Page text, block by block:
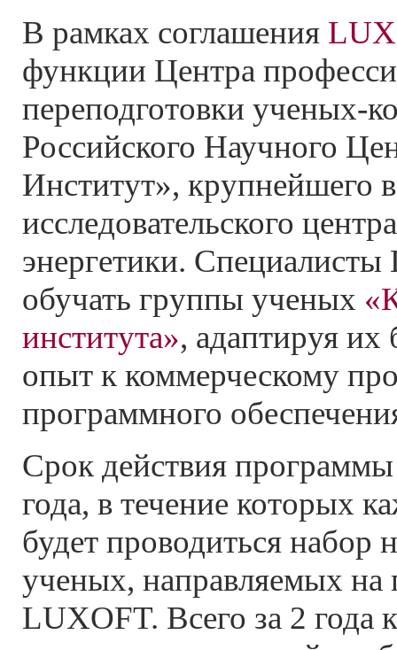
В рамках соглашения
функции Центра
переподготовки ученых-
Российского Научного
Институт», крупнейшего
исследовательского
энергетики.
обучать группы ученых
института», адаптируя их
опыт к коммерческому
программного
Срок действия программы
года, в течение которых
будет проводиться набор
ученых, направляемых на
LUXOFT. Всего за 2 года